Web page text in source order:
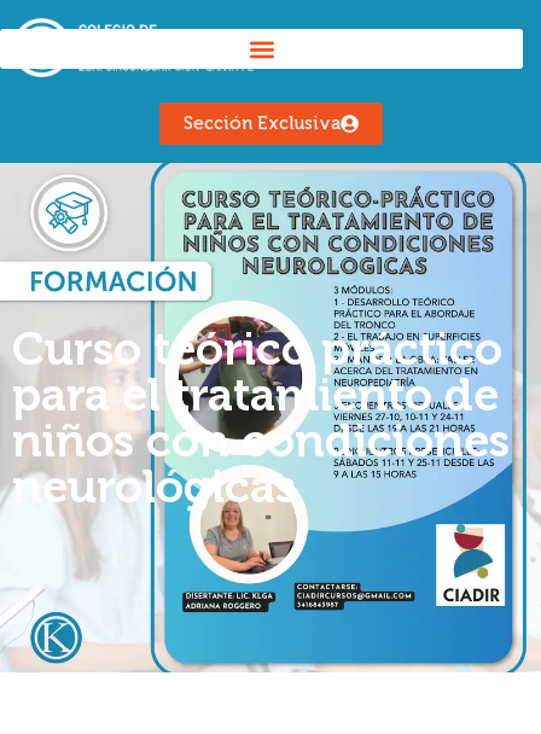
Sección Exclusiva
Curso teórico práctico
para el tratamiento de
niños con condiciones
neurológicas